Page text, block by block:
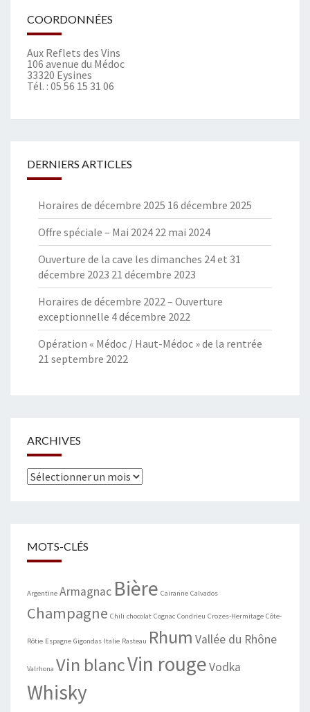
COORDONNÉES
Aux Reflets des Vins
106 avenue du Médoc
33320 Eysines
Tél. : 05 56 15 31 06
DERNIERS ARTICLES
Horaires de décembre 2025 16 décembre 2025
Offre spéciale – Mai 2024 22 mai 2024
Ouverture de la cave les dimanches 24 et 31
décembre 2023 21 décembre 2023
Horaires de décembre 2022 – Ouverture
exceptionnelle 4 décembre 2022
Opération « Médoc / Haut-Médoc » de la rentrée
21 septembre 2022
ARCHIVES
Archives
MOTS-CLÉS
Argentine Armagnac Bière Cairanne Calvados
Champagne Chili chocolat Cognac Condrieu Crozes-Hermitage Côte-
Rôtie Espagne Gigondas Italie Rasteau Rhum Vallée du Rhône
Valrhona Vin blancVin rougeVodka
Whisky